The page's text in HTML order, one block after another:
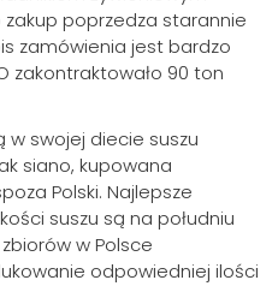
poprzedza starannie
zamówienia jest bardzo
zakontraktowało 90 ton
swojej diecie suszu
siano, kupowana
Polski. Najlepsze
suszu są na południu
w Polsce
odpowiedniej ilości